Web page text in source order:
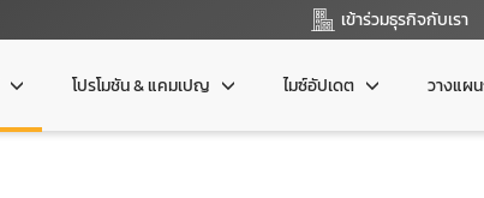
เข้าร่วมธุรกิจกับเรา
โปรโมชัน & แคมเปญ ไมซ์อัปเดต วางแผ